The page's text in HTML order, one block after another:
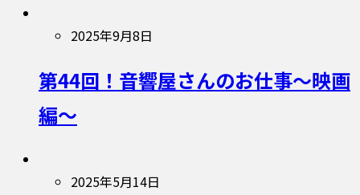
2025年9月8日
第44回！音響屋さんのお仕事〜映画
編〜
2025年5月14日